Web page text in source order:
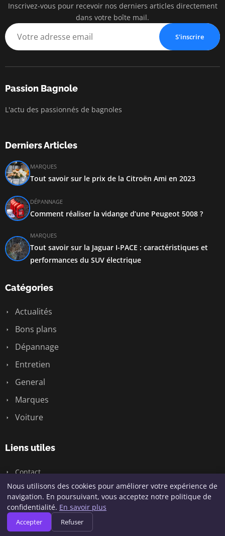
Inscrivez-vous pour recevoir nos derniers articles directement
dans votre boîte mail.
S'inscrire
Passion Bagnole
L'actu des passionnés de bagnoles
Derniers Articles
MARQUES
Tout savoir sur le prix de la Citroën Ami en 2023
DÉPANNAGE
Comment réaliser la vidange d’une Peugeot 5008 ?
MARQUES
Tout savoir sur la Jaguar I-PACE : caractéristiques et
performances du SUV électrique
Catégories
Actualités
Bons plans
Dépannage
Entretien
General
Marques
Voiture
Liens utiles
Contact
© 2026 Passion Bagnole. Tous droits réservés.
Nous utilisons des cookies pour améliorer votre expérience de
navigation. En poursuivant, vous acceptez notre politique de
confidentialité. En savoir plus
Accepter Refuser